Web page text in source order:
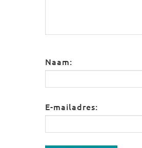
Naam:
E-mailadres: